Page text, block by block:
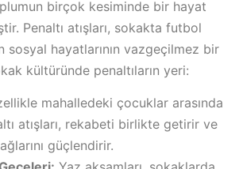
birçok kesiminde bir hayat
Penaltı atışları, sokakta futbol
sosyal hayatlarının vazgeçilmez bir
kültüründe penaltıların yeri:
mahalledeki çocuklar arasında
atışları, rekabeti birlikte getirir ve
güçlendirir.